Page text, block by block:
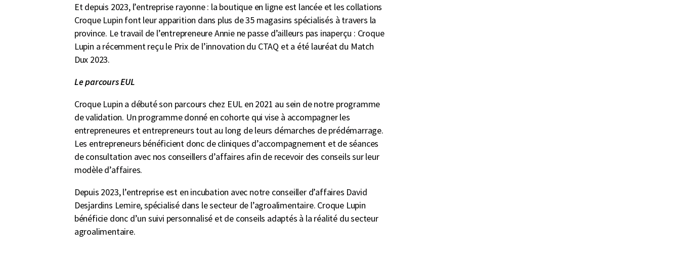
Et depuis 2023, l’entreprise rayonne : la boutique en ligne est lancée et les collations
Croque Lupin font leur apparition dans plus de 35 magasins spécialisés à travers la
province. Le travail de l’entrepreneure Annie ne passe d’ailleurs pas inaperçu : Croque
Lupin a récemment reçu le Prix de l’innovation du CTAQ et a été lauréat du Match
Dux 2023.
Le parcours EUL
Croque Lupin a débuté son parcours chez EUL en 2021 au sein de notre programme
de validation. Un programme donné en cohorte qui vise à accompagner les
entrepreneures et entrepreneurs tout au long de leurs démarches de prédémarrage.
Les entrepreneurs bénéficient donc de cliniques d’accompagnement et de séances
de consultation avec nos conseillers d’affaires afin de recevoir des conseils sur leur
modèle d’affaires.
Depuis 2023, l’entreprise est en incubation avec notre conseiller d’affaires David
Desjardins Lemire, spécialisé dans le secteur de l’agroalimentaire. Croque Lupin
bénéficie donc d’un suivi personnalisé et de conseils adaptés à la réalité du secteur
agroalimentaire.